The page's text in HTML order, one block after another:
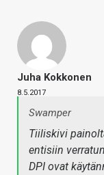
Juha Kokkonen
8.5.2017
Swamper
Tiiliskivi
entisiin
DPI ovat